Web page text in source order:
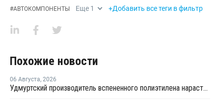
#АВТОКОМПОНЕНТЫ Еще 1 +Добавить все теги в фильтр
Похожие новости
06 Августа, 2026
Удмуртский производитель вспененного полиэтилена нарастит выпуск на 15%